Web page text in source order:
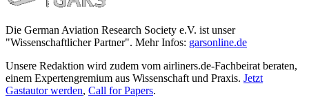
Die German Aviation Research Society e.V. ist unser
"Wissenschaftlicher Partner". Mehr Infos: garsonline.de
Unsere Redaktion wird zudem vom airliners.de-Fachbeirat beraten,
einem Expertengremium aus Wissenschaft und Praxis. Jetzt
Gastautor werden, Call for Papers.